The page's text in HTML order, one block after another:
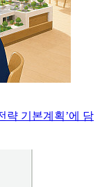
략 기본계획’에 담